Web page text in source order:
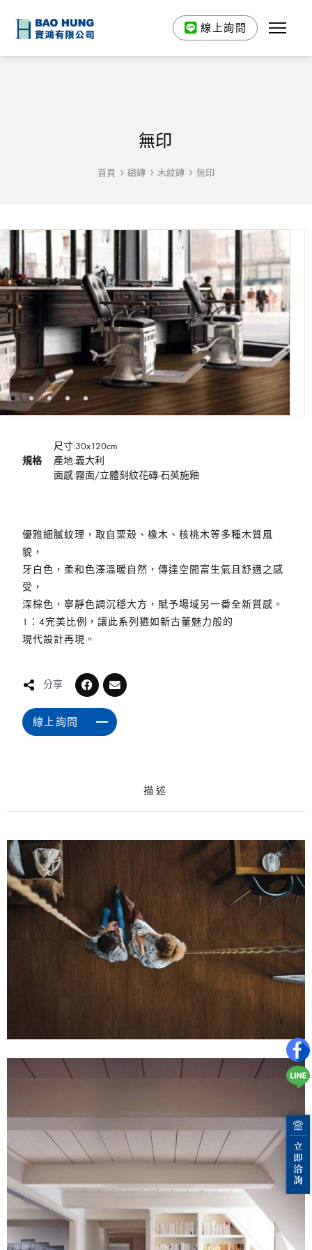
線上詢問
無印
首頁 磁磚 木紋磚 無印
規格
尺寸:30x120cm
產地:義大利
面感:霧面/立體刻紋花磚-石英施釉
優雅細膩紋理，取自栗殼、橡木、核桃木等多種木質風
貌，
牙白色，柔和色澤溫暖自然，傳達空間富生氣且舒適之感
受，
深棕色，寧靜色調沉穩大方，賦予場域另一番全新質感。
1：4完美比例，讓此系列猶如新古董魅力般的
現代設計再現。
分享
線上詢問
描述